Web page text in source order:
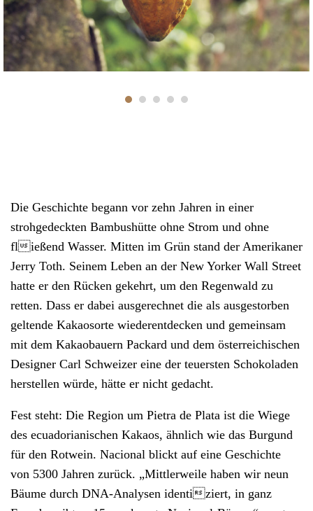
Die Geschichte begann vor zehn Jahren in einer
strohgedeckten Bambushütte ohne Strom und ohne
fließend Wasser. Mitten im Grün stand der Amerikaner
Jerry Toth. Seinem Leben an der New Yorker Wall Street
hatte er den Rücken gekehrt, um den Regenwald zu
retten. Dass er dabei ausgerechnet die als ausgestorben
geltende Kakaosorte wiederentdecken und gemeinsam
mit dem Kakaobauern Packard und dem österreichischen
Designer Carl Schweizer eine der teuersten Schokoladen
herstellen würde, hätte er nicht gedacht.
Fest steht: Die Region um Pietra de Plata ist die Wiege
des ecuadorianischen Kakaos, ähnlich wie das Burgund
für den Rotwein. Nacional blickt auf eine Geschichte
von 5300 Jahren zurück. „Mittlerweile haben wir neun
Bäume durch DNA-Analysen identiziert, in ganz